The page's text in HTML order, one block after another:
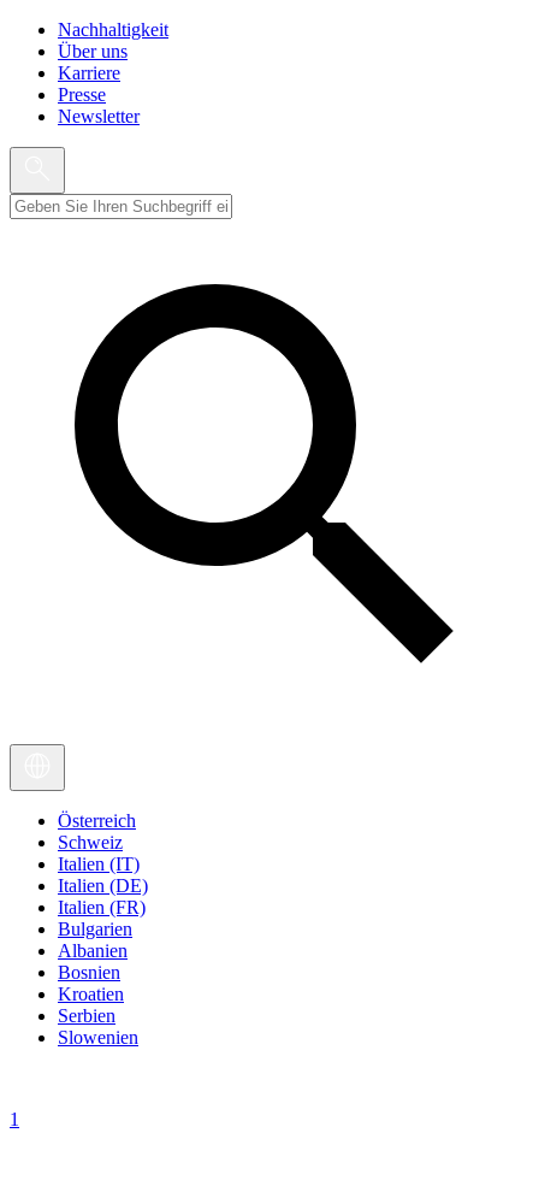
Nachhaltigkeit
Über uns
Karriere
Presse
Newsletter
Österreich
Schweiz
Italien (IT)
Italien (DE)
Italien (FR)
Bulgarien
Albanien
Bosnien
Kroatien
Serbien
Slowenien
1